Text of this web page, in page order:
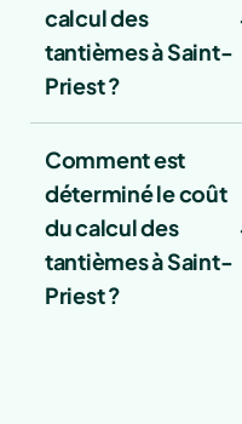
calcul des
tantièmes à Saint-
Priest ?
Comment est
déterminé le coût
du calcul des
tantièmes à Saint-
Priest ?